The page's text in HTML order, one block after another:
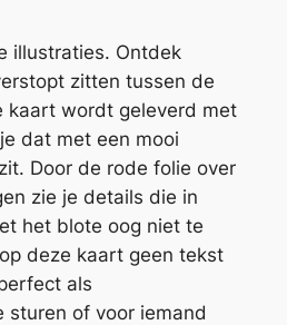
illustraties. Ontdek
zitten tussen de
kaart wordt geleverd met
dat met een mooi
Door de rode folie over
zie je details die in
het blote oog niet te
deze kaart geen tekst
als
sturen of voor iemand